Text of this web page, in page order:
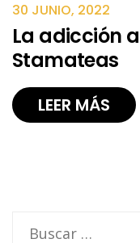
30 JUNIO, 2022
La adicción
Stamateas
LEER MÁS